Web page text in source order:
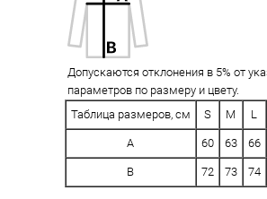
Допускаются отклонения в 5% от
параметров по размеру и цвету.
Таблица размеров, см
S M L
A 60 63 66
B 72 73 74